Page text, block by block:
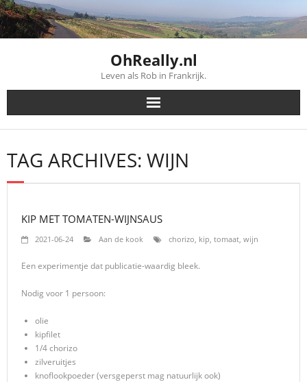
Skip
to
content
OhReally.nl
Leven als Rob in Frankrijk.
TAG ARCHIVES: WIJN
KIP MET TOMATEN-WIJNSAUS
2021-06-24 Aan de kook chorizo, kip, tomaat, wijn
Een experimentje dat publicatie-waardig bleek.
Nodig voor 1 persoon:
olie
kipfilet
1/4 chorizo
zilveruitjes
knoflookpoeder (versgeperst mag natuurlijk ook)